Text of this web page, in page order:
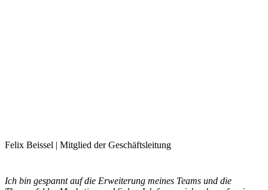
Felix Beissel | Mitglied der Geschäftsleitung
Ich bin gespannt auf die Erweiterung meines Teams und die